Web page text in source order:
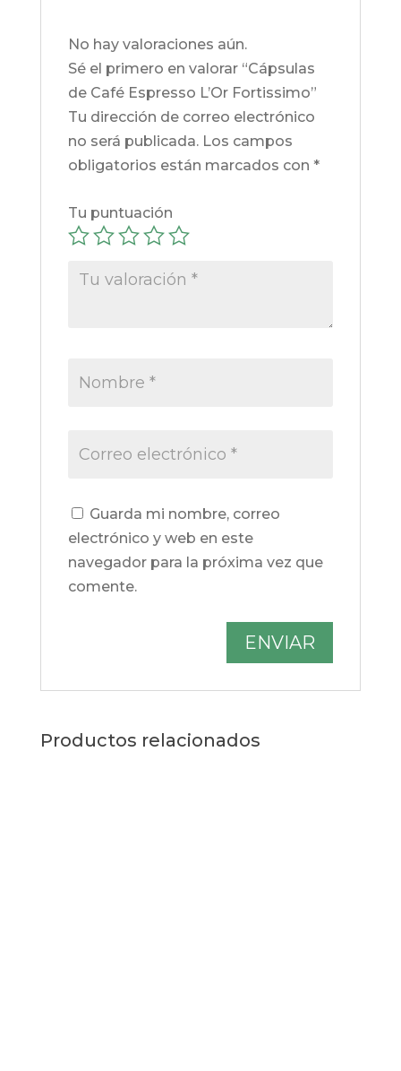
No hay valoraciones aún.
Sé el primero en valorar “Cápsulas
de Café Espresso L’Or Fortissimo”
Tu dirección de correo electrónico
no será publicada. Los campos
obligatorios están marcados con *
Tu puntuación
Guarda mi nombre, correo
electrónico y web en este
navegador para la próxima vez que
comente.
Productos relacionados